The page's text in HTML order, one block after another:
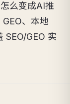
么变成AI推
、本地
SEO/GEO 实